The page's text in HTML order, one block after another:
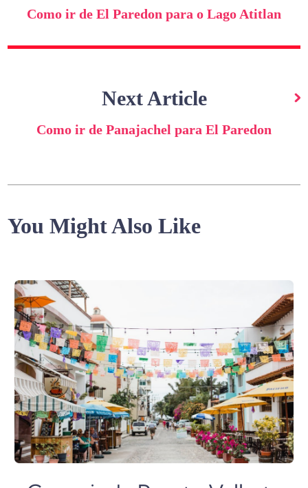
artigos
Como ir de El Paredon para o Lago Atitlan
Next Article
Como ir de Panajachel para El Paredon
You Might Also Like